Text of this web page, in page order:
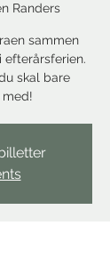
Randers
sammen
efterårsferien.
skal bare